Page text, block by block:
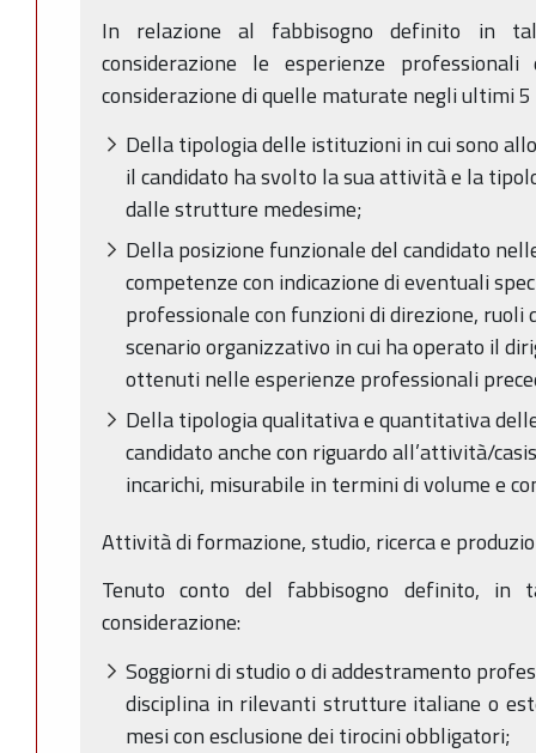
In relazione al fabbisogno definito in
considerazione le esperienze
considerazione di quelle maturate negli ultimi
Della tipologia delle istituzioni in cui sono
il candidato ha svolto la sua attività e la
dalle strutture medesime;
Della posizione funzionale del candidato
competenze con indicazione di eventuali
professionale con funzioni di direzione,
scenario organizzativo in cui ha operato il
ottenuti nelle esperienze professionali
Della tipologia qualitativa e quantitativa
candidato anche con riguardo all’attività/
incarichi, misurabile in termini di volume e
Attività di formazione, studio, ricerca e
Tenuto conto del fabbisogno definito, in
considerazione:
Soggiorni di studio o di addestramento
disciplina in rilevanti strutture italiane o
mesi con esclusione dei tirocini obbligatori;